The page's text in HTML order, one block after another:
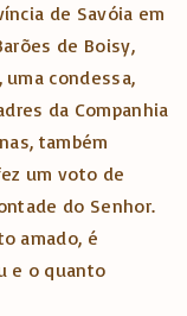
de Savóia em
de Boisy,
uma condessa,
da Companhia
também
um voto de
do Senhor.
amado, é
e o quanto